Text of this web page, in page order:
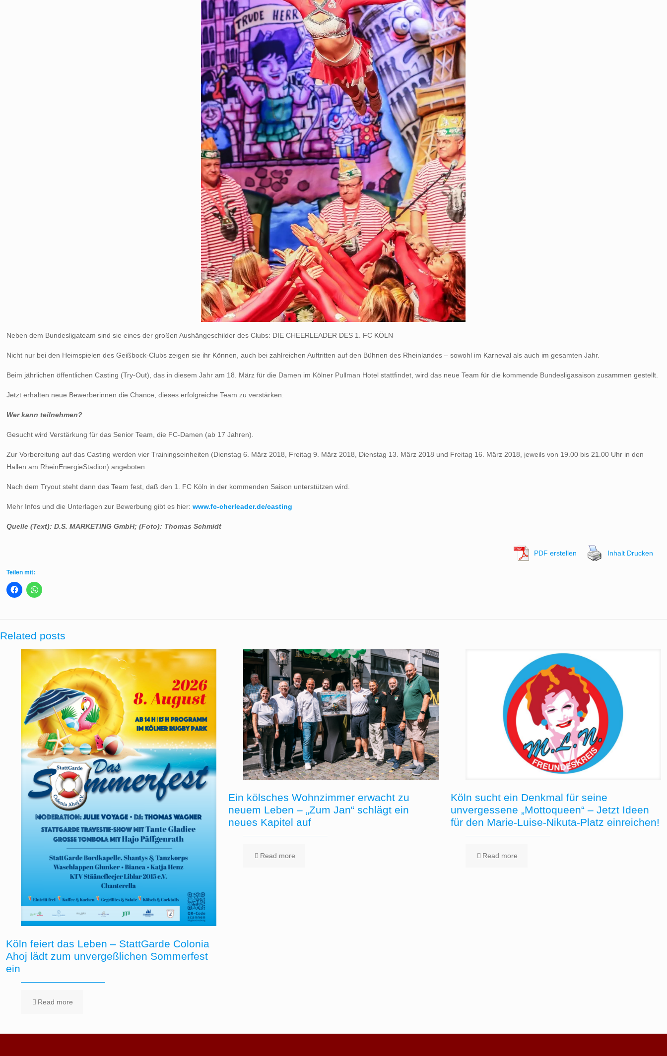
Neben dem Bundesligateam sind sie eines der großen Aushängeschilder des Clubs: DIE CHEERLEADER DES 1. FC KÖLN
Nicht nur bei den Heimspielen des Geißbock-Clubs zeigen sie ihr Können, auch bei zahlreichen Auftritten auf den Bühnen des Rheinlandes – sowohl im Karneval als auch im gesamten Jahr.
Beim jährlichen öffentlichen Casting (Try-Out), das in diesem Jahr am 18. März für die Damen im Kölner Pullman Hotel stattfindet, wird das neue Team für die kommende Bundesligasaison zusammen gestellt.
Jetzt erhalten neue Bewerberinnen die Chance, dieses erfolgreiche Team zu verstärken.
Wer kann teilnehmen?
Gesucht wird Verstärkung für das Senior Team, die FC-Damen (ab 17 Jahren).
Zur Vorbereitung auf das Casting werden vier Trainingseinheiten (Dienstag 6. März 2018, Freitag 9. März 2018, Dienstag 13. März 2018 und Freitag 16. März 2018, jeweils von 19.00 bis 21.00 Uhr in den
Hallen am RheinEnergieStadion) angeboten.
Nach dem Tryout steht dann das Team fest, daß den 1. FC Köln in der kommenden Saison unterstützen wird.
Mehr Infos und die Unterlagen zur Bewerbung gibt es hier:www.fc-cherleader.de/casting
Quelle (Text): D.S. MARKETING GmbH; (Foto): Thomas Schmidt
PDF erstellen Inhalt Drucken
Teilen mit:
Related posts
Köln feiert das Leben – StattGarde Colonia
Ahoj lädt zum unvergeßlichen Sommerfest
ein
Read more
Ein kölsches Wohnzimmer erwacht zu
neuem Leben – „Zum Jan“ schlägt ein
neues Kapitel auf
Read more
Köln sucht ein Denkmal für seine
unvergessene „Mottoqueen“ – Jetzt Ideen
für den Marie-Luise-Nikuta-Platz einreichen!
Read more